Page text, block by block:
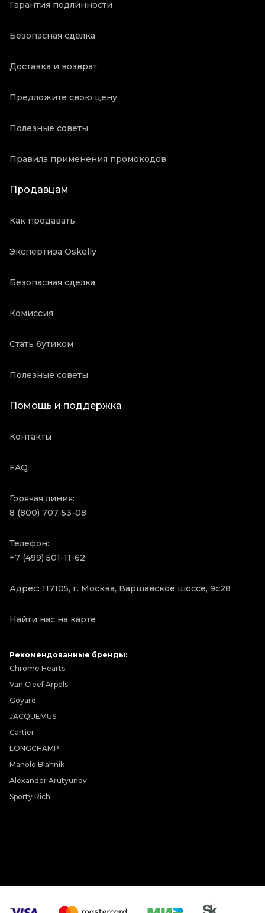
Гарантия подлинности
Безопасная сделка
Доставка и возврат
Предложите свою цену
Полезные советы
Правила применения промокодов
Продавцам
Как продавать
Экспертиза Oskelly
Безопасная сделка
Комиссия
Стать бутиком
Полезные советы
Помощь и поддержка
Контакты
FAQ
Горячая линия:
8 (800) 707-53-08
Телефон:
+7 (499) 501-11-62
Адрес: 117105, г. Москва, Варшавское шоссе, 9с28
Найти нас на карте
Рекомендованные бренды:
Chrome Hearts
Van Cleef Arpels
Goyard
JACQUEMUS
Cartier
LONGCHAMP
Manolo Blahnik
Alexander Arutyunov
Sporty Rich